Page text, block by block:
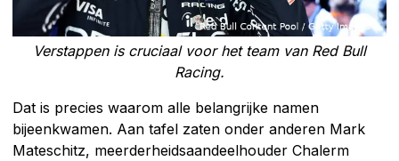
Verstappen is cruciaal voor het team van Red Bull
Racing.
Dat is precies waarom alle belangrijke namen
bijeenkwamen. Aan tafel zaten onder anderen Mark
Mateschitz, meerderheidsaandeelhouder Chalerm